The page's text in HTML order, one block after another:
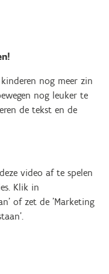
nog meer zin
nog leuker te
de tekst en de
video af te spelen
Klik in
of zet de 'Marketing